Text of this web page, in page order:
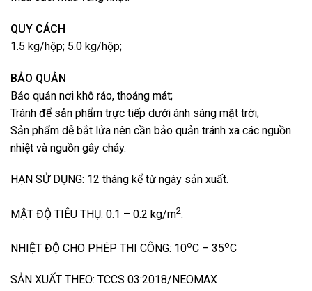
QUY CÁCH
1.5 kg/hộp; 5.0 kg/hộp;
BẢO QUẢN
Bảo quản nơi khô ráo, thoáng mát;
Tránh để sản phẩm trực tiếp dưới ánh sáng mặt trời;
Sản phẩm dễ bắt lửa nên cần bảo quản tránh xa các nguồn
nhiệt và nguồn gây cháy.
HẠN SỬ DỤNG: 12 tháng kể từ ngày sản xuất.
MẬT ĐỘ TIÊU THỤ: 0.1 – 0.2 kg/m2.
NHIỆT ĐỘ CHO PHÉP THI CÔNG: 10oC – 35oC
SẢN XUẤT THEO: TCCS 03:2018/NEOMAX